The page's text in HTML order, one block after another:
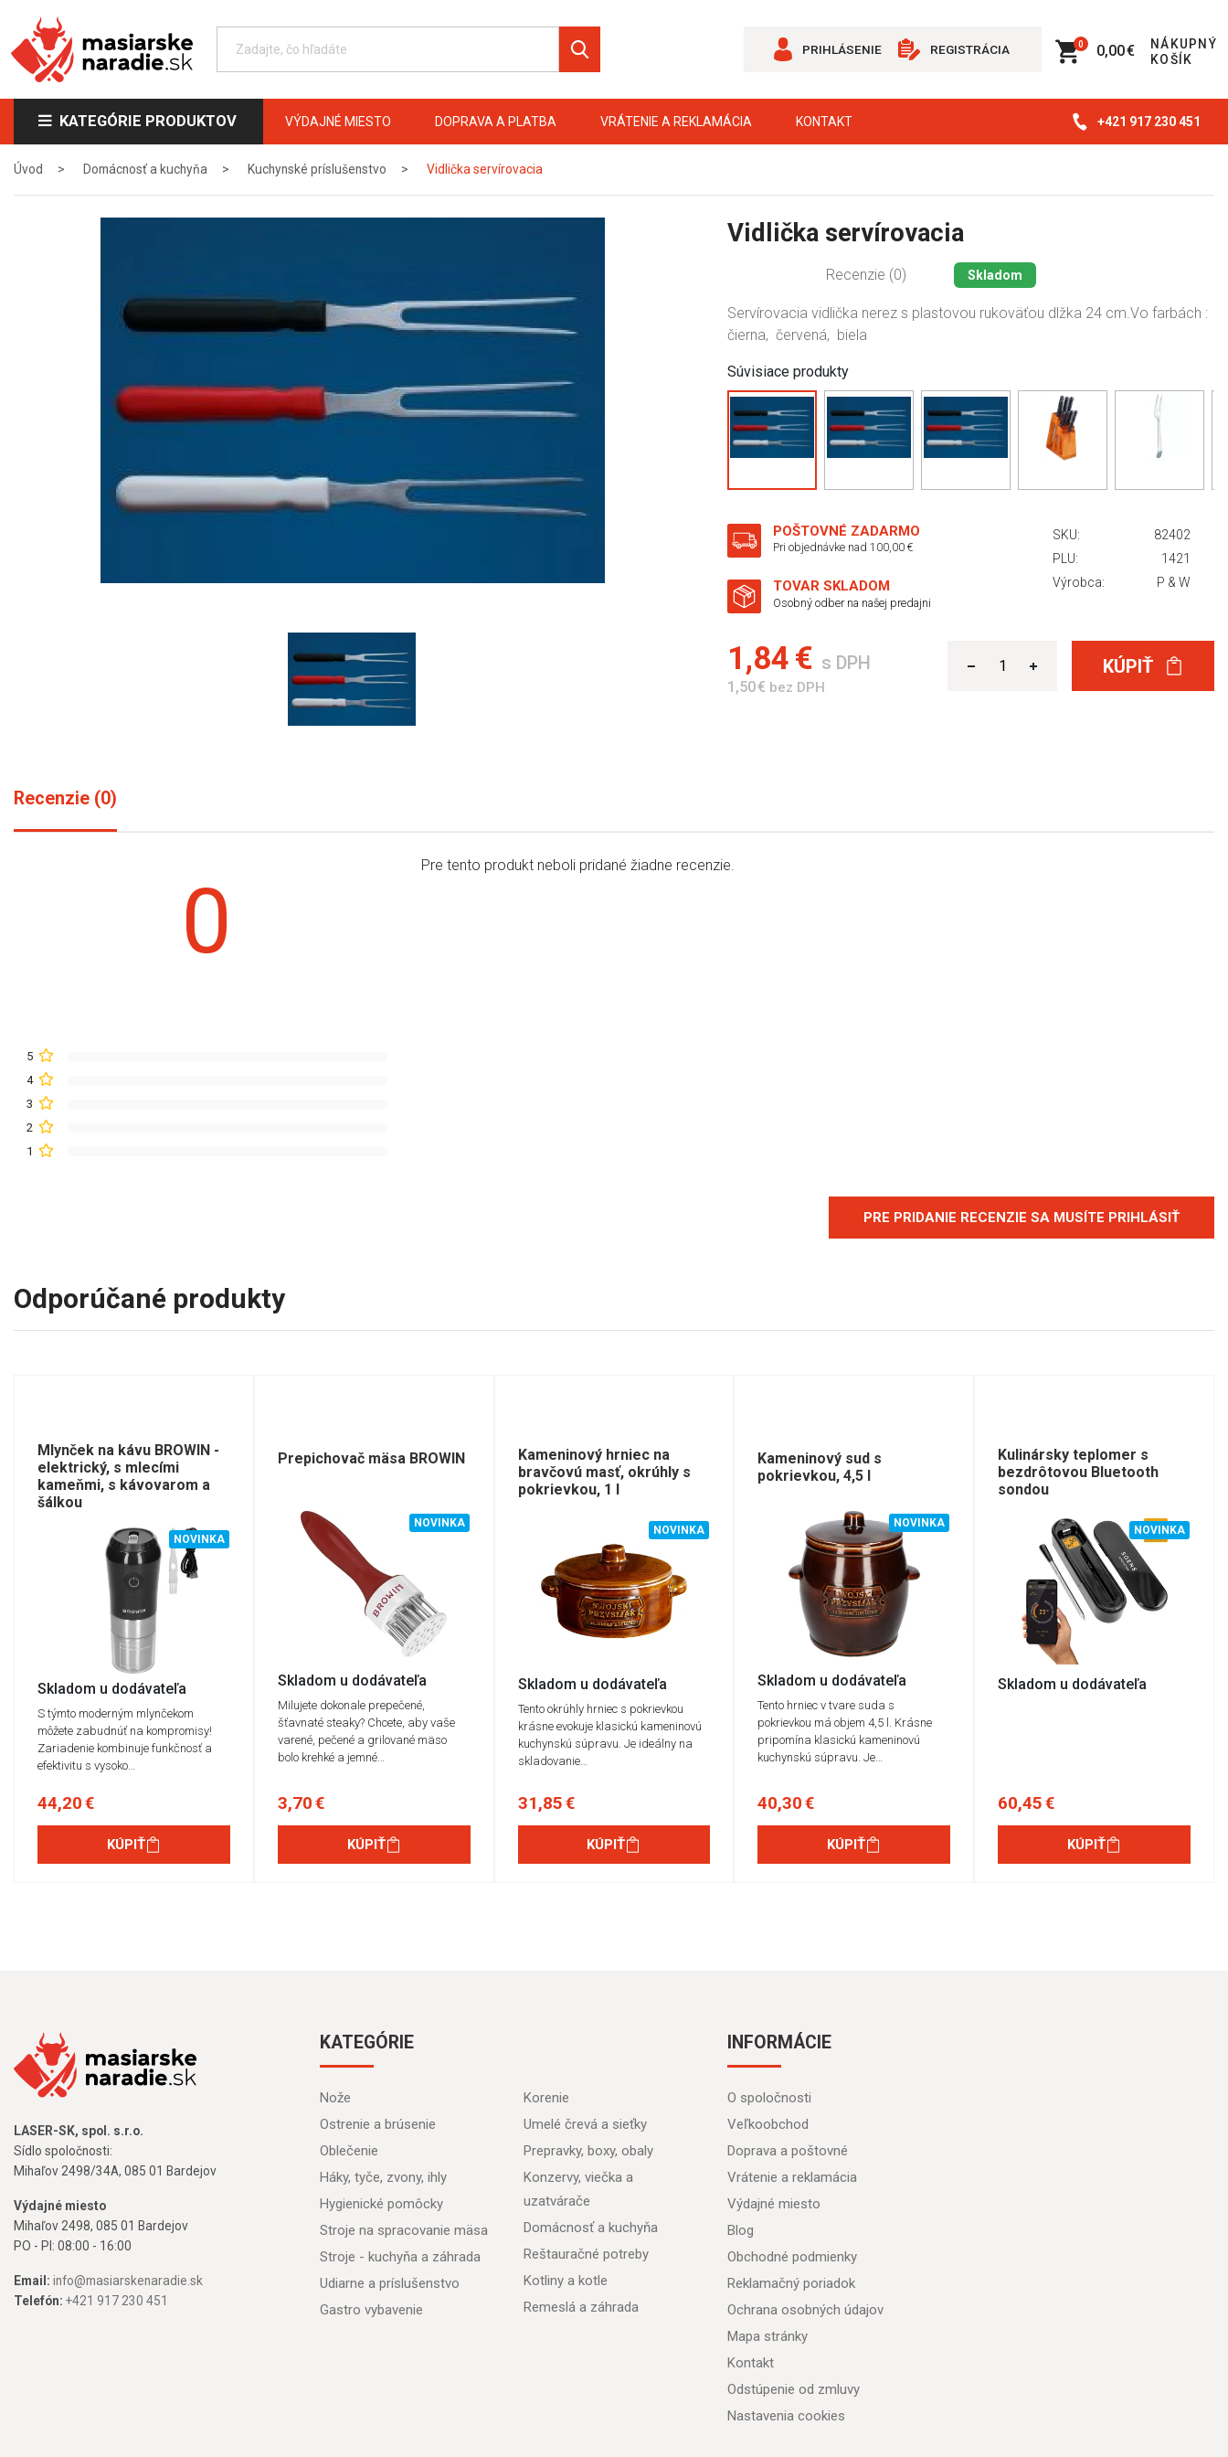
PRIHLÁSENIE REGISTRÁCIA 0,00 €
NÁKUPNÝ
KOŠÍK
0
KATEGÓRIE PRODUKTOV VÝDAJNÉ MIESTO DOPRAVA A PLATBA VRÁTENIE A REKLAMÁCIA KONTAKT +421 917 230 451
Úvod Domácnosť a kuchyňa Kuchynské príslušenstvo Vidlička servírovacia
Vidlička servírovacia
Recenzie (0) Skladom
Servírovacia vidlička nerez s plastovou rukoväťou dlžka 24 cm.Vo farbách :
čierna, červená, biela
Súvisiace produkty
POŠTOVNÉ ZADARMO
Pri objednávke nad 100,00 €
TOVAR SKLADOM
Osobný odber na našej predajni
SKU:
82402
PLU:
1421
Výrobca:
P & W
1,84 € s DPH
1,50 € bez DPH
KÚPIŤ
Recenzie (0)
0
5
4
3
2
1
Pre tento produkt neboli pridané žiadne recenzie.
PRE PRIDANIE RECENZIE SA MUSÍTE PRIHLÁSIŤ
Odporúčané produkty
Mlynček na kávu BROWIN -
elektrický, s mlecími
kameňmi, s kávovarom a
šálkou
NOVINKA
Skladom u dodávateľa
S týmto moderným mlynčekom
môžete zabudnúť na kompromisy!
Zariadenie kombinuje funkčnosť a
efektivitu s vysoko…
44,20 €
KÚPIŤ
Prepichovač mäsa BROWIN
NOVINKA
Skladom u dodávateľa
Milujete dokonale prepečené,
šťavnaté steaky? Chcete, aby vaše
varené, pečené a grilované mäso
bolo krehké a jemné…
3,70 €
KÚPIŤ
Kameninový hrniec na
bravčovú masť, okrúhly s
pokrievkou, 1 l
NOVINKA
Skladom u dodávateľa
Tento okrúhly hrniec s pokrievkou
krásne evokuje klasickú kameninovú
kuchynskú súpravu. Je ideálny na
skladovanie…
31,85 €
KÚPIŤ
Kameninový sud s
pokrievkou, 4,5 l
NOVINKA
Skladom u dodávateľa
Tento hrniec v tvare suda s
pokrievkou má objem 4,5 l. Krásne
pripomína klasickú kameninovú
kuchynskú súpravu. Je…
40,30 €
KÚPIŤ
Kulinársky teplomer s
bezdrôtovou Bluetooth
sondou
NOVINKA
Skladom u dodávateľa
60,45 €
KÚPIŤ
LASER-SK, spol. s.r.o.
Sídlo spoločnosti:
Mihaľov 2498/34A, 085 01 Bardejov
Výdajné miesto
Mihaľov 2498, 085 01 Bardejov
PO - PI: 08:00 - 16:00
Email: info@masiarskenaradie.sk
Telefón: +421 917 230 451
KATEGÓRIE
Nože
Ostrenie a brúsenie
Oblečenie
Háky, tyče, zvony, ihly
Hygienické pomôcky
Stroje na spracovanie mäsa
Stroje - kuchyňa a záhrada
Udiarne a príslušenstvo
Gastro vybavenie
Korenie
Umelé črevá a sieťky
Prepravky, boxy, obaly
Konzervy, viečka a
uzatvárače
Domácnosť a kuchyňa
Reštauračné potreby
Kotliny a kotle
Remeslá a záhrada
INFORMÁCIE
O spoločnosti
Veľkoobchod
Doprava a poštovné
Vrátenie a reklamácia
Výdajné miesto
Blog
Obchodné podmienky
Reklamačný poriadok
Ochrana osobných údajov
Mapa stránky
Kontakt
Odstúpenie od zmluvy
Nastavenia cookies